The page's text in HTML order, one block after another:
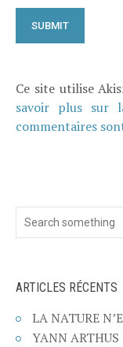
Ce site utilise
savoir plus sur
commentaires
ARTICLES RÉCENTS
LA NATURE
YANN ARTHUS